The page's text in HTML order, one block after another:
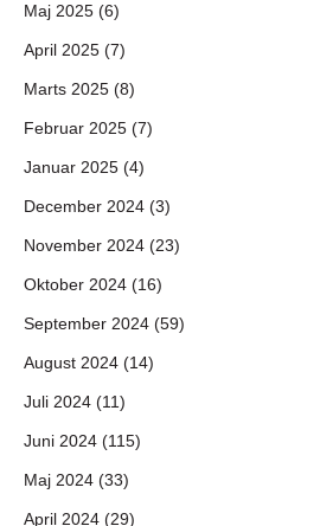
Maj 2025 (6)
April 2025 (7)
Marts 2025 (8)
Februar 2025 (7)
Januar 2025 (4)
December 2024 (3)
November 2024 (23)
Oktober 2024 (16)
September 2024 (59)
August 2024 (14)
Juli 2024 (11)
Juni 2024 (115)
Maj 2024 (33)
April 2024 (29)